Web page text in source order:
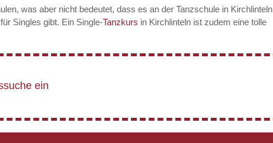
was aber nicht bedeutet, dass es an der Tanzschule in Kirchlinteln
für Singles gibt. Ein Single-Tanzkurs in Kirchlinteln ist zudem eine tolle